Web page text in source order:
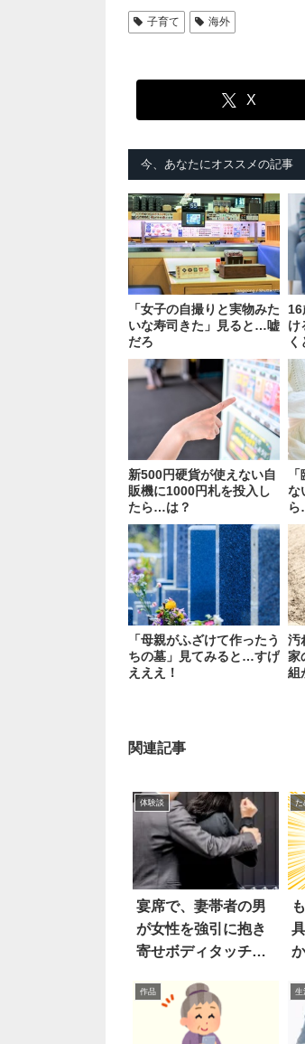
子育て 海外
X
今、あなたにオススメの記事
「女子の自撮りと実物みた
いな寿司きた」見ると…嘘
だろ
け
新500円硬貨が使えない自
販機に1000円札を投入し
たら…は？
な
「母親がふざけて作ったう
ちの墓」見てみると…すげ
えええ！
汚
家
組
関連記事
体験談
宴席で、妻帯者の男
が女性を強引に抱き
寄せボディタッチ
た
作品 生